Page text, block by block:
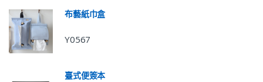
布藝紙巾盒
Y0567
臺式便簽本